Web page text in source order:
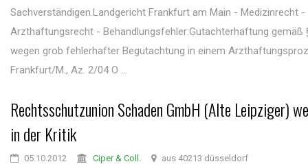
Sachverständigen.Landgericht Frankfurt am Main - Medizinrecht -
Arzthaftungsrecht - Behandlungsfehler:Gutachterhaftung gemäß
wegen grob fehlerhafter Begutachtung in einem
Frankfurt/M., Az. 2/04 O ...
Rechtsschutzunion Schaden GmbH (Alte Leipziger)
in der Kritik
05.10.2012 Ciper & Coll. aus 40213 düsseldorf